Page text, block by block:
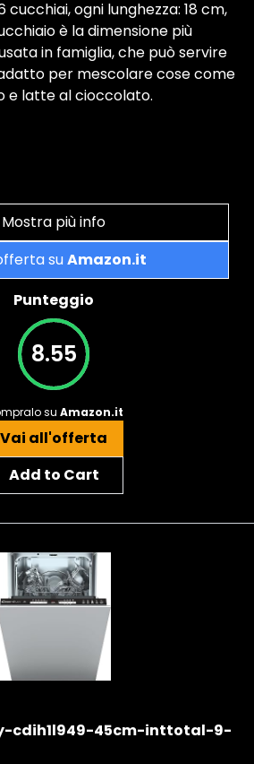
cucchiai, ogni lunghezza: 18 cm,
è la dimensione più
in famiglia, che può servire
per mescolare cose come
e latte al cioccolato.
Mostra più info
suAmazon.it
Punteggio
8.55
su Amazon.it
Vai all'offerta
Add to Cart
cdih1l949-45cm-inttotal-9-